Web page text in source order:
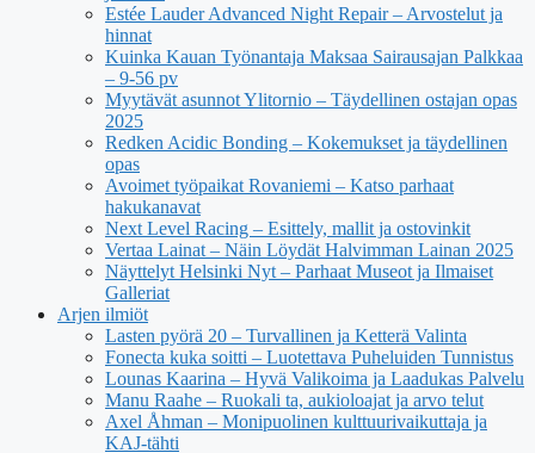
Estée Lauder Advanced Night Repair – Arvostelut ja
hinnat
Kuinka Kauan Työnantaja Maksaa Sairausajan Palkkaa
– 9-56 pv
Myytävät asunnot Ylitornio – Täydellinen ostajan opas
2025
Redken Acidic Bonding – Kokemukset ja täydellinen
opas
Avoimet työpaikat Rovaniemi – Katso parhaat
hakukanavat
Next Level Racing – Esittely, mallit ja ostovinkit
Vertaa Lainat – Näin Löydät Halvimman Lainan 2025
Näyttelyt Helsinki Nyt – Parhaat Museot ja Ilmaiset
Galleriat
Arjen ilmiöt
Lasten pyörä 20 – Turvallinen ja Ketterä Valinta
Fonecta kuka soitti – Luotettava Puheluiden Tunnistus
Lounas Kaarina – Hyvä Valikoima ja Laadukas Palvelu
Manu Raahe – Ruokali ta, aukioloajat ja arvo telut
Axel Åhman – Monipuolinen kulttuurivaikuttaja ja
KAJ-tähti